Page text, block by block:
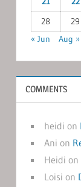
28
29
« Jun
Aug »
COMMENTS
heidi on
Ani on
Heidi on
Loisi on